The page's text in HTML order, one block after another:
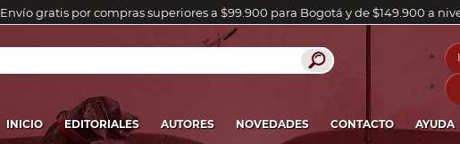
Envío gratis por compras superiores a $99.900 para Bogotá y de $149.900 a
INICIO EDITORIALES AUTORES NOVEDADES CONTACTO AYUDA